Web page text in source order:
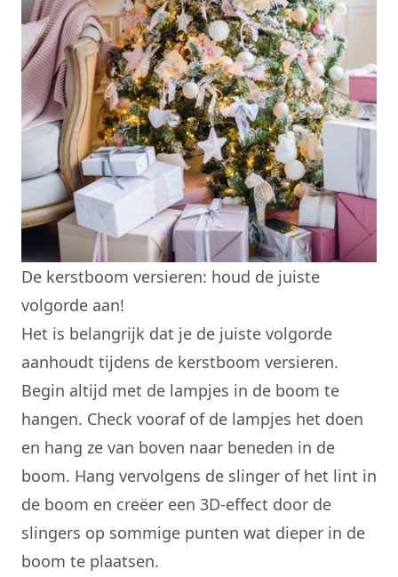
De kerstboom versieren: houd de juiste
volgorde aan!
Het is belangrijk dat je de juiste volgorde
aanhoudt tijdens de kerstboom versieren.
Begin altijd met de lampjes in de boom te
hangen. Check vooraf of de lampjes het doen
en hang ze van boven naar beneden in de
boom. Hang vervolgens de slinger of het lint in
de boom en creëer een 3D-effect door de
slingers op sommige punten wat dieper in de
boom te plaatsen.